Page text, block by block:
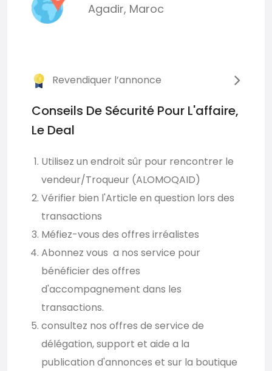
Agadir, Maroc
Revendiquer l’annonce
Conseils De Sécurité Pour L'affaire,
Le Deal
Utilisez un endroit sûr pour rencontrer le
vendeur/Troqueur (ALOMOQAID)
Vérifier bien l'Article en question lors des
transactions
Méfiez-vous des offres irréalistes
Abonnez vous a nos service pour
bénéficier des offres
d'accompagnement dans les
transactions.
consultez nos offres de service de
délégation, support et aide a la
publication d'annonces et sur la boutique